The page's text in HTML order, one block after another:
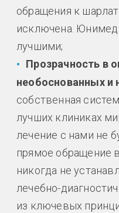
обращения к
исключена. Юнимед
лучшими;
Прозрачность в
необоснованных и
собственная
лучших клиниках
лечение с нами не
прямое обращение
никогда не
лечебно-
из ключевых